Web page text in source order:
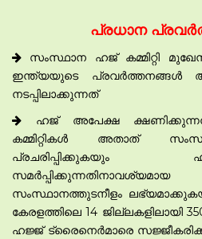
പ്രധാന
സംസ്ഥാന ഹജ് കമ്മിറ്റി
ഇന്ത്യയുടെ പ്രവർത്തനങ്ങൾ
നടപ്പിലാക്കുന്നത്
ഹജ് അപേക്ഷ
കമ്മിറ്റികൾ അതാത്
സംസ്ഥാനത്തുടനീളം
കേരളത്തിലെ 14 ജില്ലകളിലായി
ഹജ്ജ് ട്രൈനെർമാരെ